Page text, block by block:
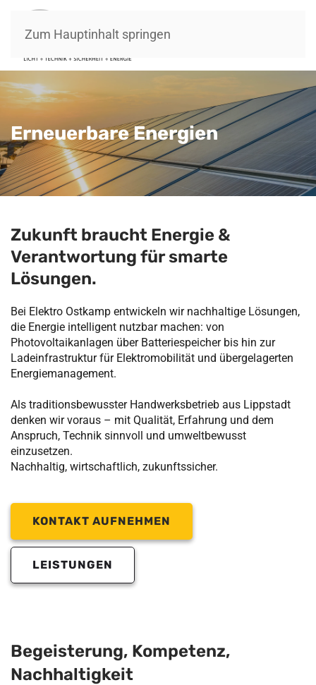
Zum Hauptinhalt springen
Erneuerbare Energien
Zukunft braucht Energie &
Verantwortung für smarte
Lösungen.
Bei Elektro Ostkamp entwickeln wir nachhaltige Lösungen,
die Energie intelligent nutzbar machen: von
Photovoltaikanlagen über Batteriespeicher bis hin zur
Ladeinfrastruktur für Elektromobilität und übergelagerten
Energiemanagement.
Als traditionsbewusster Handwerksbetrieb aus Lippstadt
denken wir voraus – mit Qualität, Erfahrung und dem
Anspruch, Technik sinnvoll und umweltbewusst
einzusetzen.
Nachhaltig, wirtschaftlich, zukunftssicher.
KONTAKT AUFNEHMEN
LEISTUNGEN
Begeisterung, Kompetenz,
Nachhaltigkeit